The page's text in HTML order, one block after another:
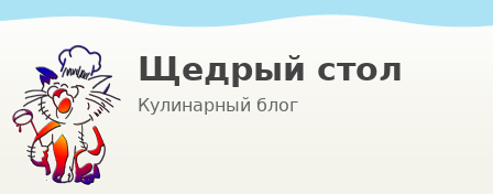
Щедрый стол
Кулинарный блог